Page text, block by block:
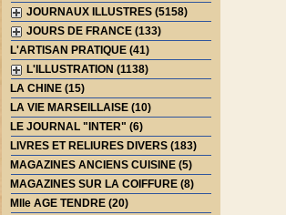
JOURNAUX ILLUSTRES (5158)
JOURS DE FRANCE (133)
L'ARTISAN PRATIQUE (41)
L'ILLUSTRATION (1138)
LA CHINE (15)
LA VIE MARSEILLAISE (10)
LE JOURNAL "INTER" (6)
LIVRES ET RELIURES DIVERS (183)
MAGAZINES ANCIENS CUISINE (5)
MAGAZINES SUR LA COIFFURE (8)
Mlle AGE TENDRE (20)